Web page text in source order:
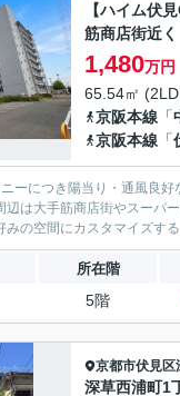
【ハイム伏
筋商店街近く
1,480万円
65.54㎡
京阪本線 「
京阪本線 「
ーにつき陽当り・通風良
大手筋商店街やスーパーなどの
みの空間にカスタマイズす
所在階
5階
京都市伏見区
深草西浦町1